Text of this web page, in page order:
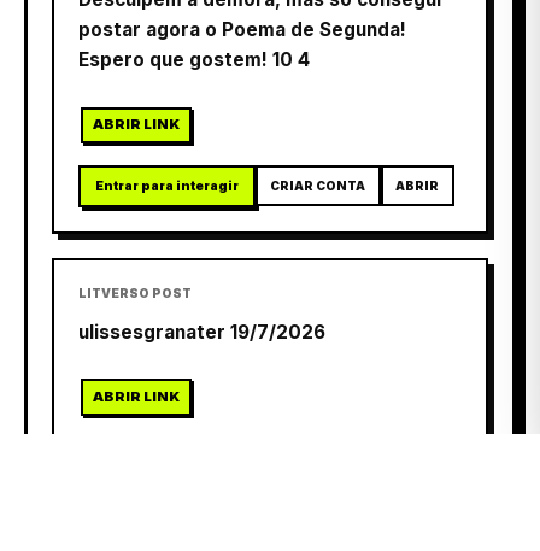
postar agora o Poema de Segunda!
Espero que gostem! 10 4
ABRIR LINK
Entrar para interagir CRIAR CONTA ABRIR
LITVERSO POST
ulissesgranater 19/7/2026
ABRIR LINK